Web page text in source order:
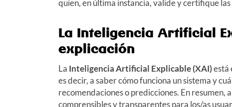
quien, en última instancia, valide y certifique las
La Inteligencia Artificial
explicación
La Inteligencia Artificial Explicable (XAI)está
es decir, a saber cómo funciona un sistema y
recomendaciones o predicciones. En resumen,
comprensibles y transparentes para los/as